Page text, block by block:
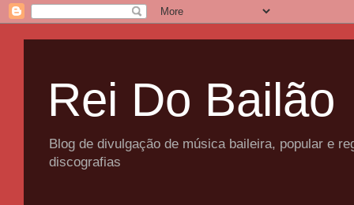
Rei Do Bailão
Blog de divulgação de música baileira, popular e
discografias